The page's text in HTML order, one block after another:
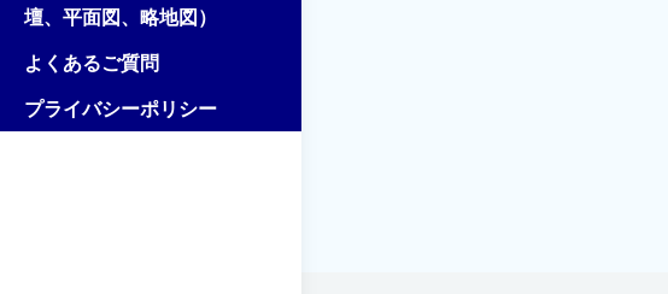
壇、平面図、略地図）
よくあるご質問
プライバシーポリシー